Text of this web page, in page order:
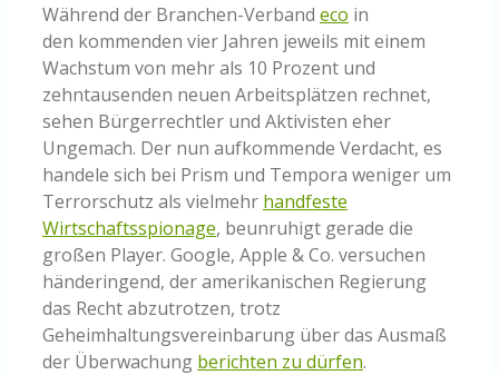
Während der Branchen-Verband eco in
den kommenden vier Jahren jeweils mit einem
Wachstum von mehr als 10 Prozent und
zehntausenden neuen Arbeitsplätzen rechnet,
sehen Bürgerrechtler und Aktivisten eher
Ungemach. Der nun aufkommende Verdacht, es
handele sich bei Prism und Tempora weniger um
Terrorschutz als vielmehr handfeste
Wirtschaftsspionage, beunruhigt gerade die
großen Player. Google, Apple & Co. versuchen
händeringend, der amerikanischen Regierung
das Recht abzutrotzen, trotz
Geheimhaltungsvereinbarung über das Ausmaß
der Überwachung berichten zu dürfen.